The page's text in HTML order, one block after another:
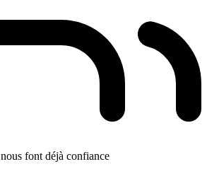
nous font déjà confiance